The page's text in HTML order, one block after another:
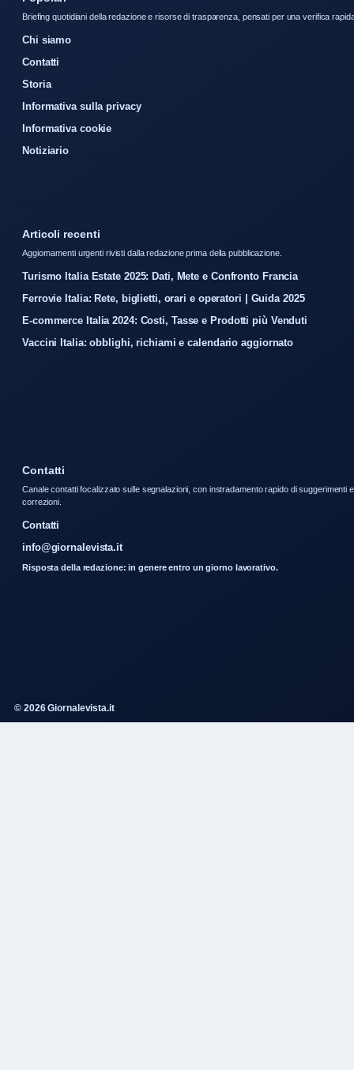
Briefing quotidiani della redazione e risorse di trasparenza, pensati per una verifica
Chi siamo
Contatti
Storia
Informativa sulla privacy
Informativa cookie
Notiziario
Articoli recenti
Aggiornamenti urgenti rivisti dalla redazione prima della pubblicazione.
Turismo Italia Estate 2025: Dati, Mete e Confronto Francia
Ferrovie Italia: Rete, biglietti, orari e operatori | Guida 2025
E-commerce Italia 2024: Costi, Tasse e Prodotti più Venduti
Vaccini Italia: obblighi, richiami e calendario aggiornato
Contatti
Canale contatti focalizzato sulle segnalazioni, con instradamento rapido di suggerimenti e
correzioni.
Contatti
info@giornalevista.it
Risposta della redazione: in genere entro un giorno lavorativo.
© 2026 Giornalevista.it